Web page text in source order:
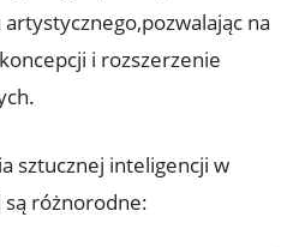
na
i rozszerzenie
sztucznej inteligencji w
różnorodne: